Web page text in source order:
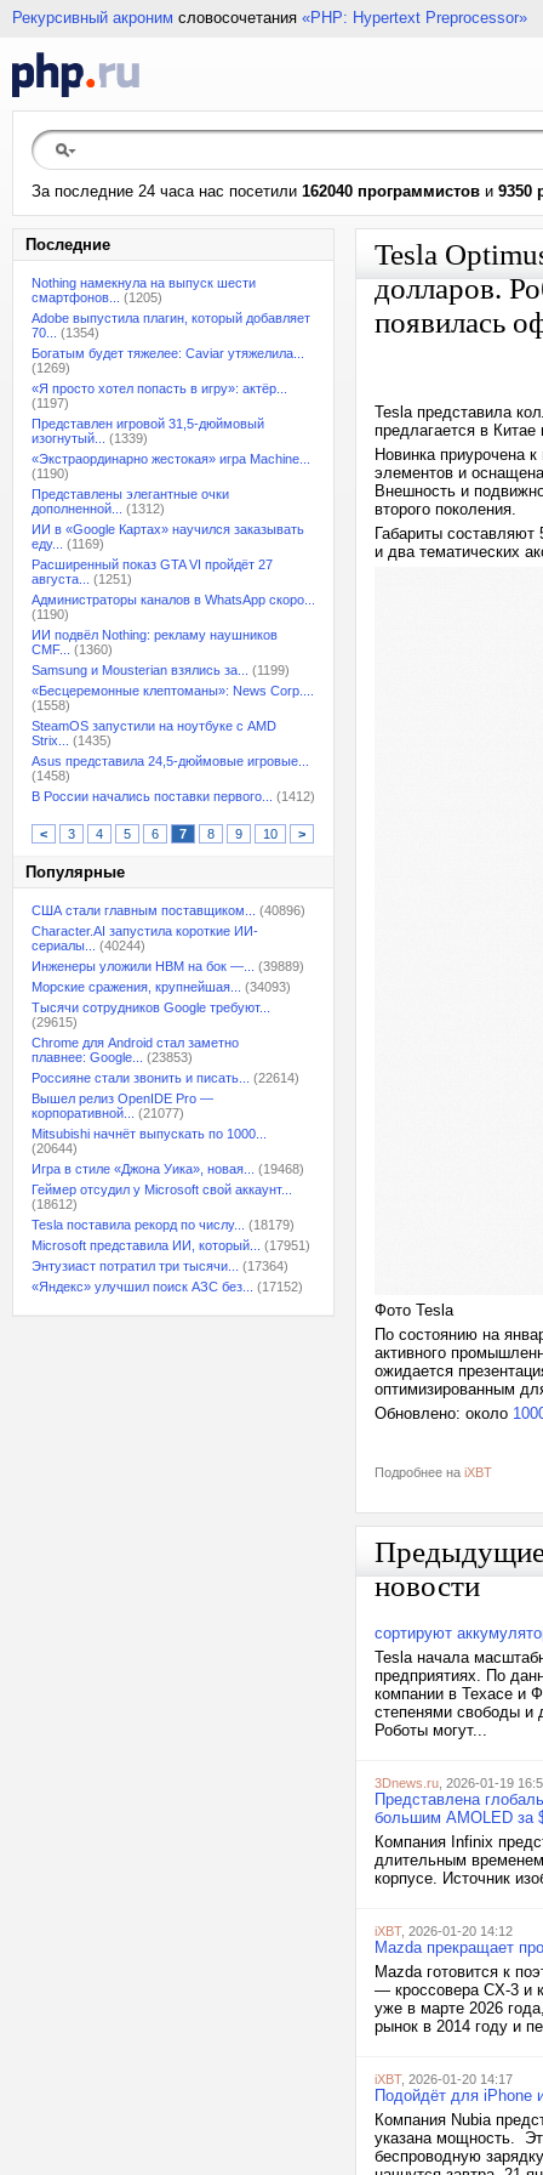
Рекурсивный акроним словосочетания «PHP: Hypertext Preprocessor»
За последние 24 часа нас посетили 162040 программистов и 9350
Последние
Nothing намекнула на выпуск шести
смартфонов...
(1205)
Adobe выпустила плагин, который добавляет
70...
(1354)
Богатым будет тяжелее: Caviar утяжелила...
(1269)
«Я просто хотел попасть в игру»: актёр...
(1197)
Представлен игровой 31,5-дюймовый
изогнутый...
(1339)
«Экстраординарно жестокая» игра Machine...
(1190)
Представлены элегантные очки
дополненной...
(1312)
ИИ в «Google Картах» научился заказывать
еду...
(1169)
Расширенный показ GTA VI пройдёт 27
августа...
(1251)
Администраторы каналов в WhatsApp скоро...
(1190)
ИИ подвёл Nothing: рекламу наушников
CMF...
(1360)
Samsung и Mousterian взялись за...
(1199)
«Бесцеремонные клептоманы»: News Corp....
(1558)
SteamOS запустили на ноутбуке с AMD
Strix...
(1435)
Asus представила 24,5-дюймовые игровые...
(1458)
В России начались поставки первого...
(1412)
< 3 4 5 6 7 8 9 10 >
Популярные
США стали главным поставщиком...
(40896)
Character.AI запустила короткие ИИ-
сериалы...
(40244)
Инженеры уложили HBM на бок —...
(39889)
Морские сражения, крупнейшая...
(34093)
Тысячи сотрудников Google требуют...
(29615)
Chrome для Android стал заметно
плавнее: Google...
(23853)
Россияне стали звонить и писать...
(22614)
Вышел релиз OpenIDE Pro —
корпоративной...
(21077)
Mitsubishi начнёт выпускать по 1000...
(20644)
Игра в стиле «Джона Уика», новая...
(19468)
Геймер отсудил у Microsoft свой аккаунт...
(18612)
Tesla поставила рекорд по числу...
(18179)
Microsoft представила ИИ, который...
(17951)
Энтузиаст потратил три тысячи...
(17364)
«Яндекс» улучшил поиск АЗС без...
(17152)
Tesla
долларов.
появилась
Tesla представила
предлагается в
Новинка приурочена
элементов и
Внешность и
второго поколения.
Габариты
и два тематических
Фото Tesla
По состоянию на
активного
ожидается
оптимизированным
Обновлено: около
Подробнее на iXBT
новости
сортируют
Tesla начала
предприятиях. По
компании в Техасе и
степенями свободы и
Роботы могут...
3Dnews.ru , 2026-01-19
Представлена
большим AMOLED за
Компания Infinix
длительным
корпусе. Источник
iXBT, 2026-01-20 14:12
Mazda прекращает
Mazda готовится к
— кроссовера CX-3 и
уже в марте 2026
рынок в 2014 году и
iXBT, 2026-01-20 14:17
Подойдёт для iPhone
Компания Nubia
указана мощность.
беспроводную